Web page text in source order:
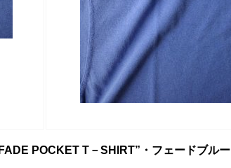
POCKET T－SHIRT”・フェードブルー